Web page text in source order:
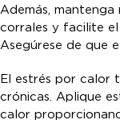
Además, mantenga
corrales y facilite
Asegúrese de que
El estrés por calor
crónicas. Aplique
calor